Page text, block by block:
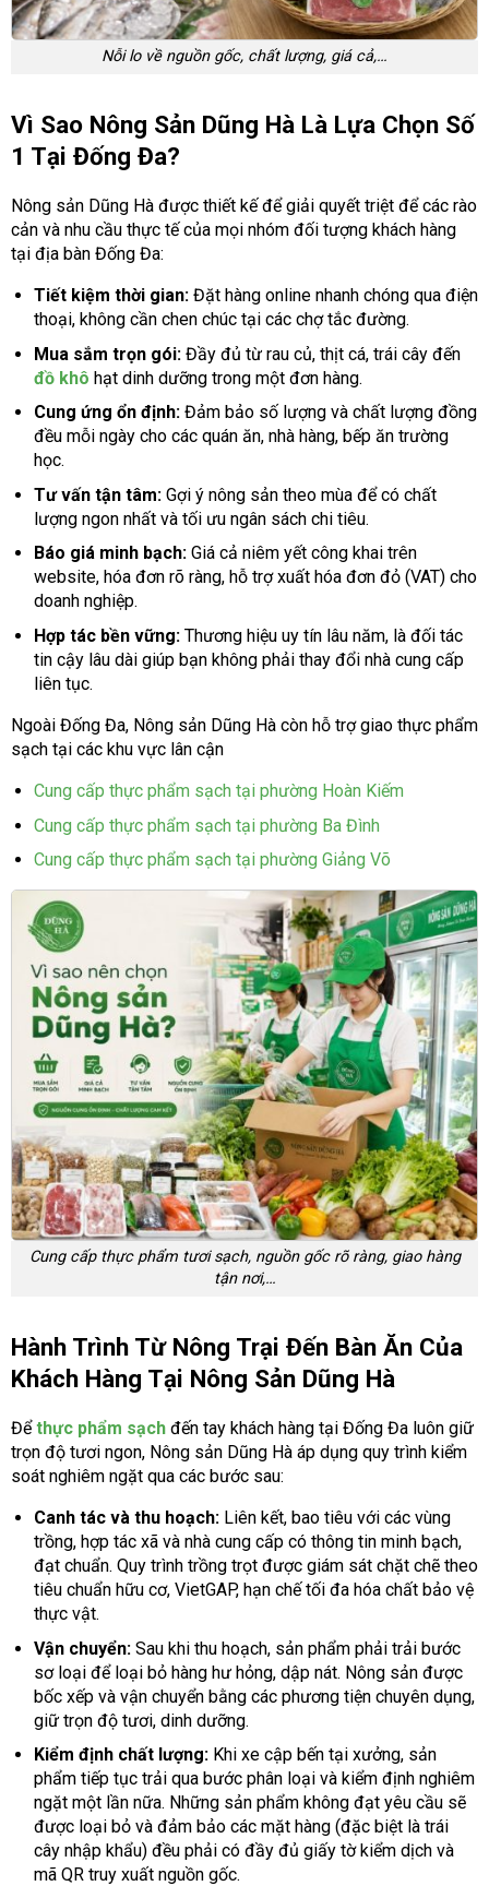
Nỗi lo về nguồn gốc, chất lượng, giá cả,…
Vì Sao Nông Sản Dũng Hà Là Lựa Chọn Số
1 Tại Đống Đa?
Nông sản Dũng Hà được thiết kế để giải quyết triệt để các rào
cản và nhu cầu thực tế của mọi nhóm đối tượng khách hàng
tại địa bàn Đống Đa:
Tiết kiệm thời gian:Đặt hàng online nhanh chóng qua điện
thoại, không cần chen chúc tại các chợ tắc đường.
Mua sắm trọn gói:Đầy đủ từ rau củ, thịt cá, trái cây đến
đồ khô hạt dinh dưỡng trong một đơn hàng.
Cung ứng ổn định:Đảm bảo số lượng và chất lượng đồng
đều mỗi ngày cho các quán ăn, nhà hàng, bếp ăn trường
học.
Tư vấn tận tâm:Gợi ý nông sản theo mùa để có chất
lượng ngon nhất và tối ưu ngân sách chi tiêu.
Báo giá minh bạch:Giá cả niêm yết công khai trên
website, hóa đơn rõ ràng, hỗ trợ xuất hóa đơn đỏ (VAT) cho
doanh nghiệp.
Hợp tác bền vững:Thương hiệu uy tín lâu năm, là đối tác
tin cậy lâu dài giúp bạn không phải thay đổi nhà cung cấp
liên tục.
Ngoài Đống Đa, Nông sản Dũng Hà còn hỗ trợ giao thực phẩm
sạch tại các khu vực lân cận
Cung cấp thực phẩm sạch tại phường Hoàn Kiếm
Cung cấp thực phẩm sạch tại phường Ba Đình
Cung cấp thực phẩm sạch tại phường Giảng Võ
Cung cấp thực phẩm tươi sạch, nguồn gốc rõ ràng, giao hàng
tận nơi,…
Hành Trình Từ Nông Trại Đến Bàn Ăn Của
Khách Hàng Tại Nông Sản Dũng Hà
Đểthực phẩm sạch đến tay khách hàng tại Đống Đa luôn giữ
trọn độ tươi ngon, Nông sản Dũng Hà áp dụng quy trình kiểm
soát nghiêm ngặt qua các bước sau:
Canh tác và thu hoạch:Liên kết, bao tiêu với các vùng
trồng, hợp tác xã và nhà cung cấp có thông tin minh bạch,
đạt chuẩn. Quy trình trồng trọt được giám sát chặt chẽ theo
tiêu chuẩn hữu cơ, VietGAP, hạn chế tối đa hóa chất bảo vệ
thực vật.
Vận chuyển:Sau khi thu hoạch, sản phẩm phải trải bước
sơ loại để loại bỏ hàng hư hỏng, dập nát. Nông sản được
bốc xếp và vận chuyển bằng các phương tiện chuyên dụng,
giữ trọn độ tươi, dinh dưỡng.
Kiểm định chất lượng:Khi xe cập bến tại xưởng, sản
phẩm tiếp tục trải qua bước phân loại và kiểm định nghiêm
ngặt một lần nữa. Những sản phẩm không đạt yêu cầu sẽ
được loại bỏ và đảm bảo các mặt hàng (đặc biệt là trái
cây nhập khẩu) đều phải có đầy đủ giấy tờ kiểm dịch và
mã QR truy xuất nguồn gốc.